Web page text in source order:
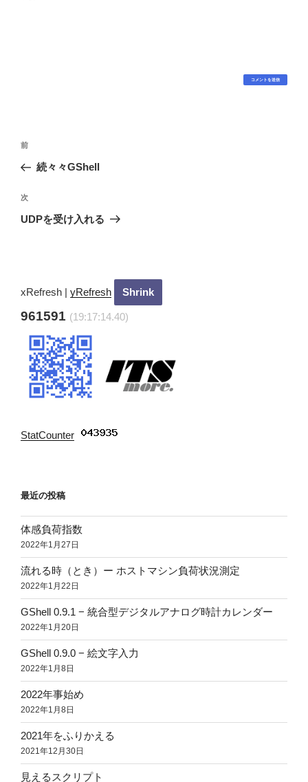
投
ナ
ビ
ゲ
ン
過
去
投
前
続々々GShell
次
の
次
UDPを受け入れる
xRefresh | yRefresh
961591 (19:17:15.40)
StatCounter
最近の投稿
体感負荷指数
2022年1月27日
流れる時（とき）ー ホストマシン負荷状況測定
2022年1月22日
GShell 0.9.1 − 統合型デジタルアナログ時計カレンダー
2022年1月20日
GShell 0.9.0 − 絵文字入力
2022年1月8日
2022年事始め
2022年1月8日
2021年をふりかえる
2021年12月30日
見えるスクリプト